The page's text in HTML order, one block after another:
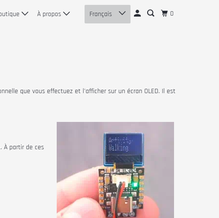
À propos Français 0
que vous effectuez et l'afficher sur un écran OLED. Il est
À partir de ces